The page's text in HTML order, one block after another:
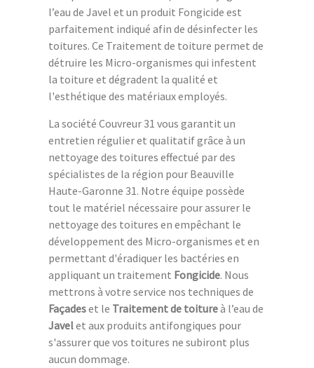
l’eau de Javel et un produit Fongicide est
parfaitement indiqué afin de désinfecter les
toitures. Ce Traitement de toiture permet de
détruire les Micro-organismes qui infestent
la toiture et dégradent la qualité et
l'esthétique des matériaux employés.
La société Couvreur 31 vous garantit un
entretien régulier et qualitatif grâce à un
nettoyage des toitures effectué par des
spécialistes de la région pour Beauville
Haute-Garonne 31. Notre équipe possède
tout le matériel nécessaire pour assurer le
nettoyage des toitures en empêchant le
développement des Micro-organismes et en
permettant d'éradiquer les bactéries en
appliquant un traitement Fongicide. Nous
mettrons à votre service nos techniques de
Façadeset le Traitement de toitureà l’eau de
Javelet aux produits antifongiques pour
s'assurer que vos toitures ne subiront plus
aucun dommage.